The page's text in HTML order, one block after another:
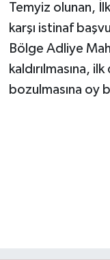
Temyiz olunan,
karşı istinaf
Bölge Adliye
kaldırılmasına,
bozulmasına oy